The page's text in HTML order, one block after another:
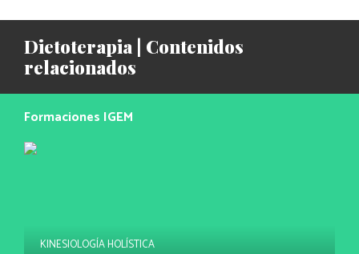
Dietoterapia | Contenidos
relacionados
Formaciones IGEM
KINESIOLOGÍA HOLÍSTICA